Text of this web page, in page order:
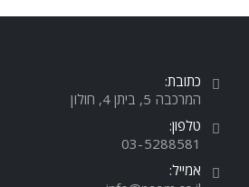
כתובת:
המרכבה 5, ביתן 4, חולון
טלפון:
03-5288581
אמייל: